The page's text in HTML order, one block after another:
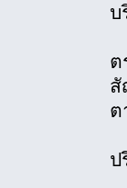
บ
ต
สั
ต
ป